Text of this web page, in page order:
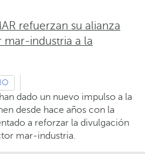
refuerzan su alianza
mar-industria a la
dado un nuevo impulso a la
desde hace años con la
a reforzar la divulgación
mar-industria.